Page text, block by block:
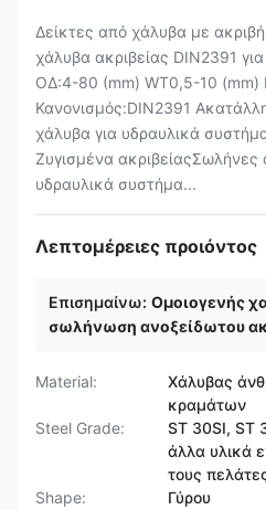
Δείκτες από χάλυβα με
χάλυβα ακριβείας DIN2391
ΟΔ:4-80 (mm) WT0,5-10 (mm)
Κανονισμός:DIN2391
χάλυβα για υδραυλικά
Ζυγισμένα ακριβείαςΣωλήνες
υδραυλικά συστήμα...
Λεπτομέρειες προιόντος
Επισημαίνω: Ομοιογενής
σωλήνωση ανοξείδωτου
Material:
Χάλυβας
κραμάτων
Steel Grade:
ST 30SI, ST
άλλα υλικά
τους
Shape:
Γύρου